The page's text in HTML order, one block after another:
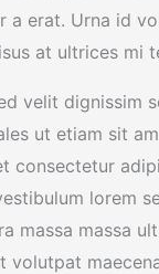
a erat. Urna id
at ultrices mi
velit dignissim
ut etiam sit
consectetur
lorem
massa massa
volutpat